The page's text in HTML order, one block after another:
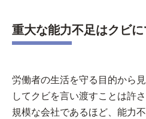
重大な能力不足はクビ
労働者の生活を守る目的から
してクビを言い渡すことは許
規模な会社であるほど、能力